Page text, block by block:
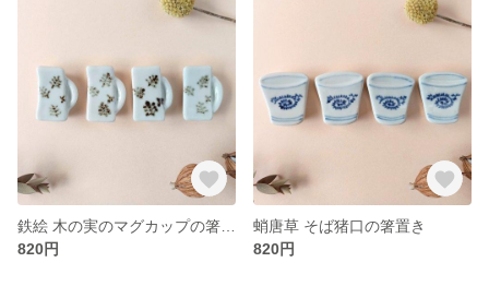
820円
蛸唐草 そば猪口の箸置き
820円